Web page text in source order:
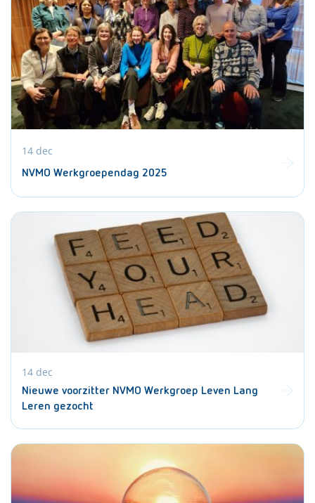
14 dec
NVMO Werkgroependag 2025
14 dec
Nieuwe voorzitter NVMO Werkgroep Leven Lang
Leren gezocht